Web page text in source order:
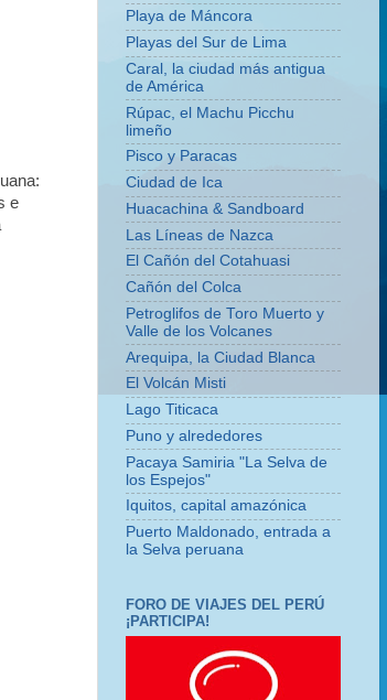
e
Playa de Máncora
Playas del Sur de Lima
Caral, la ciudad más antigua
de América
Rúpac, el Machu Picchu
limeño
Pisco y Paracas
Ciudad de Ica
Huacachina & Sandboard
Las Líneas de Nazca
El Cañón del Cotahuasi
Cañón del Colca
Petroglifos de Toro Muerto y
Valle de los Volcanes
Arequipa, la Ciudad Blanca
El Volcán Misti
Lago Titicaca
Puno y alrededores
Pacaya Samiria "La Selva de
los Espejos"
Iquitos, capital amazónica
Puerto Maldonado, entrada a
la Selva peruana
FORO DE VIAJES DEL PERÚ
¡PARTICIPA!